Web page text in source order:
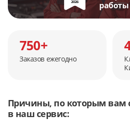
работы
750+
Заказов ежегодно
Причины, по которым вам
в наш сервис: